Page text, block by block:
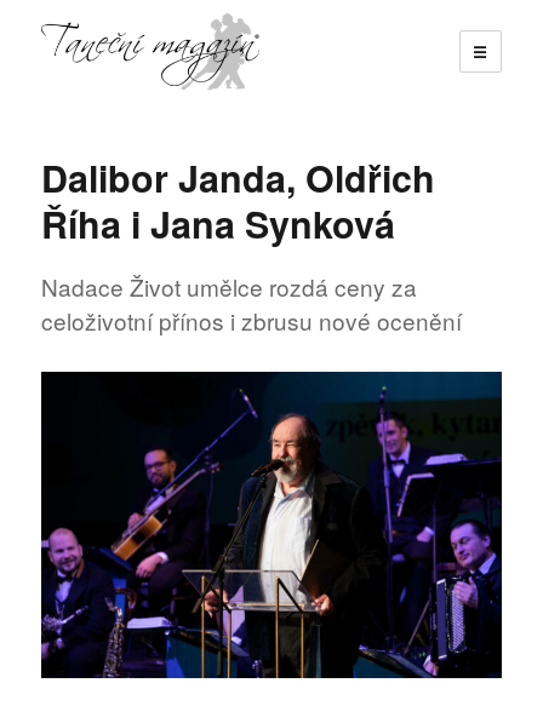
☰
Dalibor Janda, Oldřich
Říha i Jana Synková
Nadace Život umělce rozdá ceny za
celoživotní přínos i zbrusu nové ocenění